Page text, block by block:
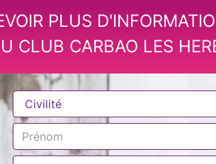
PLUS
CLUB CARBAO LES